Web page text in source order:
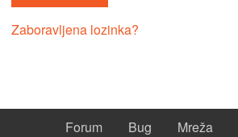
Zaboravljena lozinka?
Forum Bug Mreža